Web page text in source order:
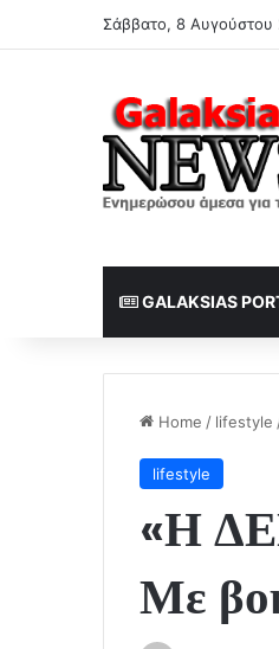
Σάββατο, 8 Αυγούστου
GALAKSIAS
Home / lifestyle
lifestyle
«Η
Με